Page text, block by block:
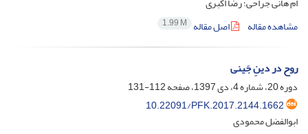
مشاهده مقاله
اصل مقاله 1.99 M
روح در دینِ جَینی
دوره 20، شماره 4، دی 1397، صفحه
112-131
10.22091/PFK.2017.2144.1662
ابوالفضل محمودی